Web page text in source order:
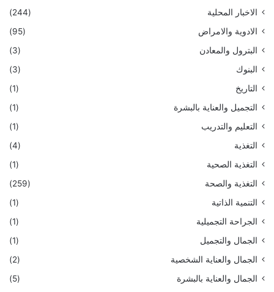
الاخبار المحلية
(244)
الادوية والامراض
(95)
البترول والمعادن
(3)
البنوك
(3)
التاريخ
(1)
التجميل والعناية بالبشرة
(1)
التعليم والتدريب
(1)
التغذية
(4)
التغذية الصحية
(1)
التغذية والصحة
(259)
التنمية الذاتية
(1)
الجراحة التجميلية
(1)
الجمال والتجميل
(1)
الجمال والعناية الشخصية
(2)
الجمال والعناية بالبشرة
(5)